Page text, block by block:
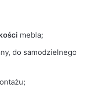
mebla;
do samodzielnego